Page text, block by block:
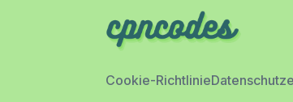
Cookie-Richtlinie